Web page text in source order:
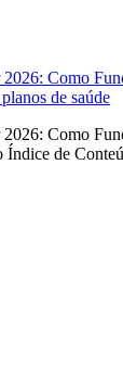
Como
de saúde
Como
de